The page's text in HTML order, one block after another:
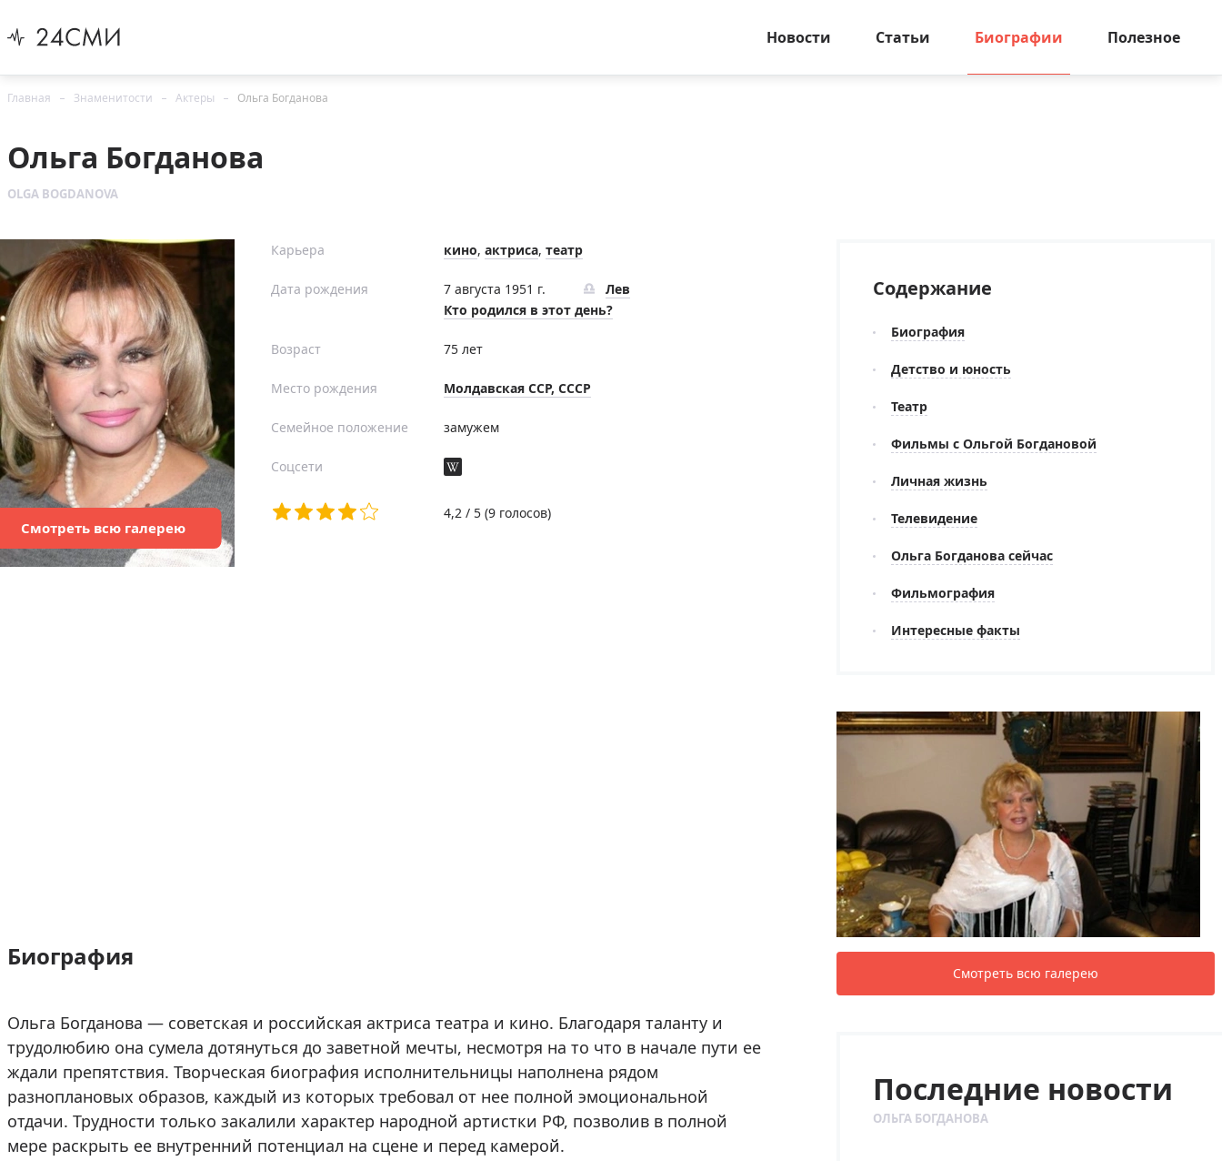
Новости Статьи Биографии Полезное
Главная Знаменитости Актеры Ольга Богданова
Ольга Богданова
OLGA BOGDANOVA
Смотреть всюгалерею
Карьера кино, актриса, театр
Дата рождения 7 августа 1951 г.
Лев
Кто родился в этот день?
Возраст 75 лет
Место рождения Молдавская ССР, СССР
Семейное положение замужем
Соцсети
4,2 / 5 (9 голосов)
Биография
Ольга Богданова — советская и российская актриса театра и кино. Благодаря таланту и
трудолюбию она сумела дотянуться до заветной мечты, несмотря на то что в начале пути ее
ждали препятствия. Творческая биография исполнительницы наполнена рядом
разноплановых образов, каждый из которых требовал от нее полной эмоциональной
отдачи. Трудности только закалили характер народной артистки РФ, позволив в полной
мере раскрыть ее внутренний потенциал на сцене и перед камерой.
Содержание
Биография
Детство и юность
Театр
Фильмы с Ольгой Богдановой
Личная жизнь
Телевидение
Ольга Богданова сейчас
Фильмография
Интересные факты
Смотреть всю галерею
Последние новости
ОЛЬГА БОГДАНОВА